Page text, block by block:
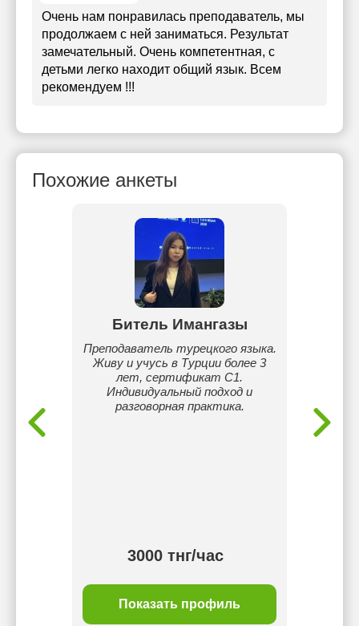
Очень нам понравилась преподаватель, мы
продолжаем с ней заниматься. Результат
замечательный. Очень компетентная, с
детьми легко находит общий язык. Всем
рекомендуем !!!
Похожие анкеты
и
Также
Битель Имангазы
Преподаватель турецкого языка.
Живу и учусь в Турции более 3
лет, сертификат C1.
Индивидуальный подход и
разговорная практика.
3000 тнг/час
Показать профиль